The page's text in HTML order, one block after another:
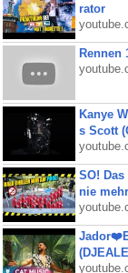
rator
Rennen
Kanye
s Scott
SO!
nie